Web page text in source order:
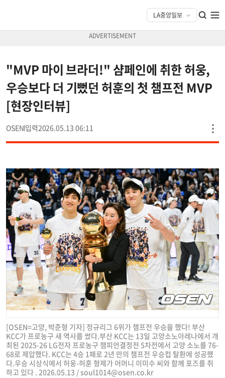
"MVP 마이 브라더!" 샴페인에 취한 허웅,
우승보다 더 기뻤던 허훈의 첫 챔프전 MVP
[현장인터뷰]
OSEN 2026.05.13 06:11
[OSEN=고양, 박준형 기자] 정규리그 6위가 챔프전 우승을 했다! 부산
KCC가 프로농구 새 역사를 썼다.부산 KCC는 13일 고양소노아레나에서 개
최된 2025-26 LG전자 프로농구 챔피언결정전 5차전에서 고양 소노를 76-
68로 제압했다. KCC는 4승 1패로 2년 만의 챔프전 우승컵 탈환에 성공했
다.우승 시상식에서 허웅-허훈 형제가 어머니 이미수 씨와 함께 포즈를 취
하고 있다 . 2026.05.13 /soul1014@osen.co.kr